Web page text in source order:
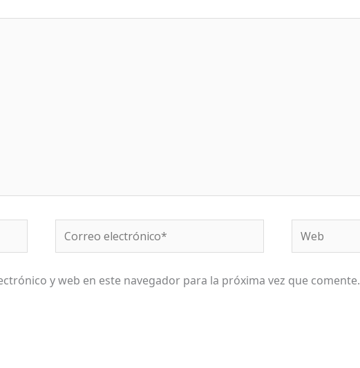
Correo
electrónico*
Web
y web en este navegador para la próxima vez que comente.